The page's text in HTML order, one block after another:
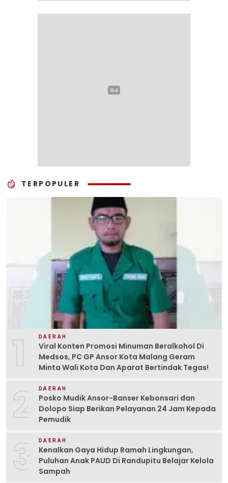
TERPOPULER
1 DAERAH
Viral Konten Promosi Minuman Beralkohol Di
Medsos, PC GP Ansor Kota Malang Geram
Minta Wali Kota Dan Aparat Bertindak Tegas!
2 DAERAH
Posko Mudik Ansor-Banser Kebonsari dan
Dolopo Siap Berikan Pelayanan 24 Jam Kepada
Pemudik
3 DAERAH
Kenalkan Gaya Hidup Ramah Lingkungan,
Puluhan Anak PAUD Di Randupitu Belajar Kelola
Sampah